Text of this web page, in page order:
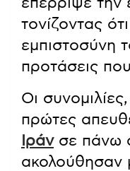
τονίζοντας
εμπιστοσύνη
προτάσεις
Οι
πρώτες
Ιράνσε πάνω
ακολούθησαν